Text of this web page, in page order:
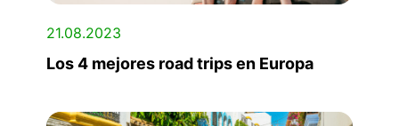
21.08.2023
Los 4 mejores road trips en Europa